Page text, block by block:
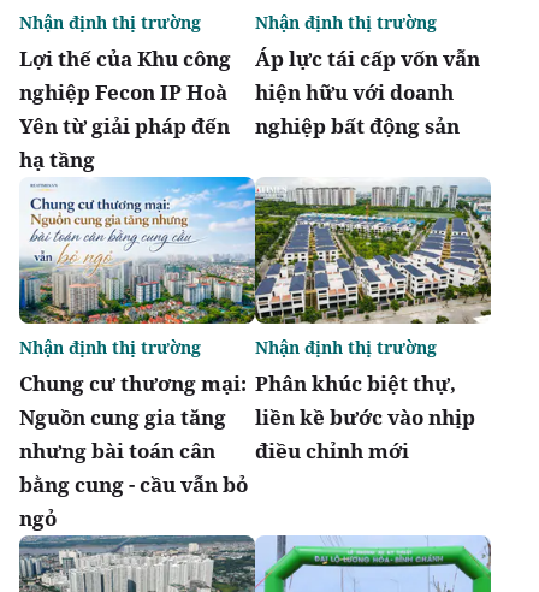
Lợi thế của Khu công
nghiệp Fecon IP Hoà
Yên từ giải pháp đến
hạ tầng
Nhận định thị trường
Áp lực tái cấp vốn vẫn
hiện hữu với doanh
nghiệp bất động sản
Nhận định thị trường
Chung cư thương mại:
Nguồn cung gia tăng
nhưng bài toán cân
bằng cung - cầu vẫn bỏ
ngỏ
Nhận định thị trường
Phân khúc biệt thự,
liền kề bước vào nhịp
điều chỉnh mới
Nhận định thị trường